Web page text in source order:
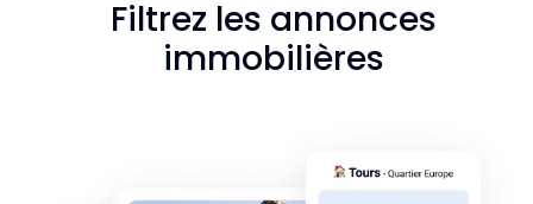
Filtrez les annonces
immobilières